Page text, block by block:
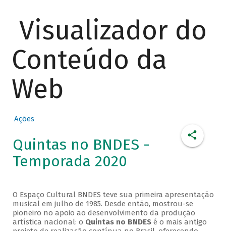
Visualizador do
Conteúdo da
Web
Ações
Quintas no BNDES -
Temporada 2020
O Espaço Cultural BNDES teve sua primeira apresentação
musical em julho de 1985. Desde então, mostrou-se
pioneiro no apoio ao desenvolvimento da produção
artística nacional: o Quintas no BNDESé o mais antigo